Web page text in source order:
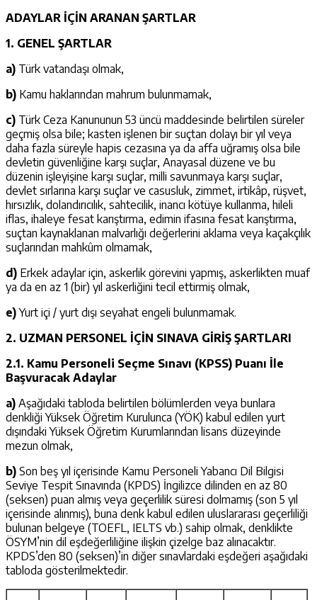
ADAYLAR İÇİN ARANAN ŞARTLAR
1. GENEL ŞARTLAR
a) Türk vatandaşı olmak,
b) Kamu haklarından mahrum bulunmamak,
c) Türk Ceza Kanununun 53 üncü maddesinde belirtilen süreler
geçmiş olsa bile; kasten işlenen bir suçtan dolayı bir yıl veya
daha fazla süreyle hapis cezasına ya da affa uğramış olsa bile
devletin güvenliğine karşı suçlar, Anayasal düzene ve bu
düzenin işleyişine karşı suçlar, milli savunmaya karşı suçlar,
devlet sırlarına karşı suçlar ve casusluk, zimmet, irtikâp, rüşvet,
hırsızlık, dolandırıcılık, sahtecilik, inancı kötüye kullanma, hileli
iflas, ihaleye fesat karıştırma, edimin ifasına fesat karıştırma,
suçtan kaynaklanan malvarlığı değerlerini aklama veya kaçakçılık
suçlarından mahkûm olmamak,
d) Erkek adaylar için, askerlik görevini yapmış, askerlikten muaf
ya da en az 1 (bir) yıl askerliğini tecil ettirmiş olmak,
e)Yurt içi / yurt dışı seyahat engeli bulunmamak.
2. UZMAN PERSONEL İÇİN SINAVA GİRİŞ ŞARTLARI
2.1. Kamu Personeli Seçme Sınavı (KPSS) Puanı İle
Başvuracak Adaylar
a) Aşağıdaki tabloda belirtilen bölümlerden veya bunlara
denkliği Yüksek Öğretim Kurulunca (YÖK) kabul edilen yurt
dışındaki Yüksek Öğretim Kurumlarından lisans düzeyinde
mezun olmak,
b) Son beş yıl içerisinde Kamu Personeli Yabancı Dil Bilgisi
Seviye Tespit Sınavında (KPDS) İngilizce dilinden en az 80
(seksen) puan almış veya geçerlilik süresi dolmamış (son 5 yıl
içerisinde alınmış), buna denk kabul edilen uluslararası geçerliliği
bulunan belgeye (TOEFL, IELTS vb.) sahip olmak, denklikte
ÖSYM’nin dil eşdeğerliliğine ilişkin çizelge baz alınacaktır.
KPDS’den 80 (seksen)’in diğer sınavlardaki eşdeğeri aşağıdaki
tabloda gösterilmektedir.